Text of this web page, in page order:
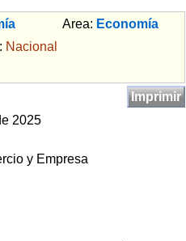
Area: Economía
Nacional
Imprimir
2025
y Empresa